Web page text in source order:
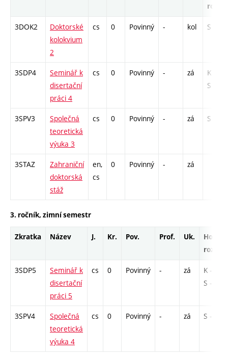
3DOK2
Doktorské
kolokvium
2
cs 0 Povinný - kol S - 6
3SDP4
Seminář k
disertační
práci 4
cs 0 Povinný - zá
K - 6 /
S - 6
3SPV3
Společná
teoretická
výuka 3
cs 0 Povinný - zá S - 12
3STAZ
Zahraniční
doktorská
stáž
en,
cs
0 Povinný - zá
3. ročník, zimní semestr
Zkratka Název J. Kr. Pov. Prof. Uk.
Hod.
rozsah
3SDP5
Seminář k
disertační
práci 5
cs 0 Povinný - zá
K - 6 /
S - 6
3SPV4
Společná
teoretická
výuka 4
cs 0 Povinný - zá S - 12